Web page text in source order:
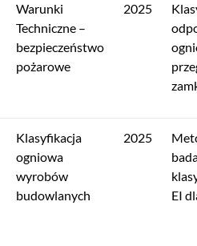
Warunki
Techniczne –
bezpieczeństwo
pożarowe
2025
Klasyfikacja
ogniowa
wyrobów
budowlanych
2025
EI